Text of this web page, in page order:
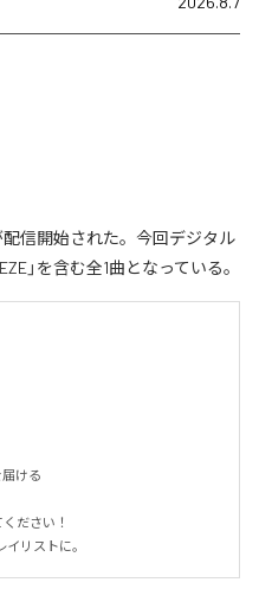
配信開始された。今回デジタル
」を含む全1曲となっている。
ける
リストに。